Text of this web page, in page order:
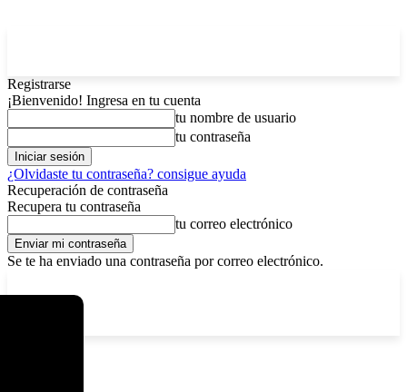
Registrarse
¡Bienvenido! Ingresa en tu cuenta
tu nombre de usuario
tu contraseña
¿Olvidaste tu contraseña? consigue ayuda
Recuperación de contraseña
Recupera tu contraseña
tu correo electrónico
Se te ha enviado una contraseña por correo electrónico.